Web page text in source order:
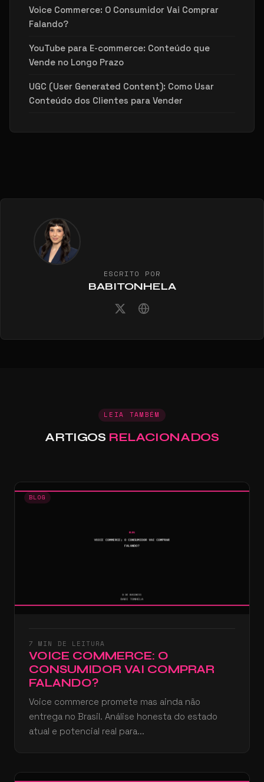
Voice Commerce: O Consumidor Vai Comprar
Falando?
YouTube para E-commerce: Conteúdo que
Vende no Longo Prazo
UGC (User Generated Content): Como Usar
Conteúdo dos Clientes para Vender
ESCRITO POR
BABITONHELA
LEIA TAMBÉM
ARTIGOS RELACIONADOS
BLOG
7 MIN DE LEITURA
VOICE COMMERCE: O
CONSUMIDOR VAI COMPRAR
FALANDO?
Voice commerce promete mas ainda não
entrega no Brasil. Análise honesta do estado
atual e potencial real para...